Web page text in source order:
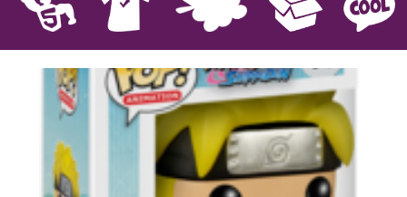
אספנות בובות פרווה חולצות פסלים